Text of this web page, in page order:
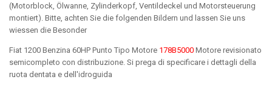
(Motorblock, Ölwanne, Zylinderkopf, Ventildeckel und Motorsteuerung
montiert). Bitte, achten Sie die folgenden Bildern und lassen Sie uns
wiessen die Besonder
Fiat 1200 Benzina 60HP Punto Tipo Motore 178B5000 Motore revisionato
semicompleto con distribuzione. Si prega di specificare i dettagli della
ruota dentata e dell'idroguida